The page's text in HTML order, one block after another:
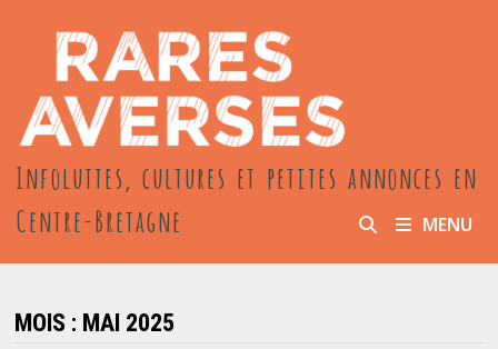
contenu
Infoluttes, cultures et petites annonces en
Centre-Bretagne
MENU
MOIS : MAI 2025